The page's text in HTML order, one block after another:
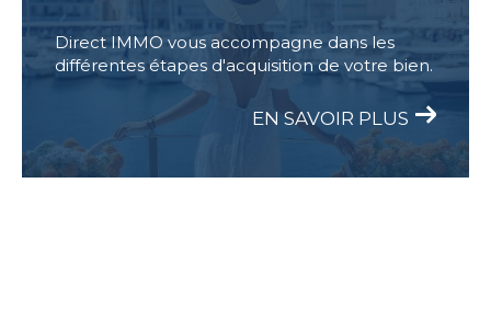
Direct IMMO vous accompagne dans les
différentes étapes d'acquisition de votre bien.
EN SAVOIR PLUS